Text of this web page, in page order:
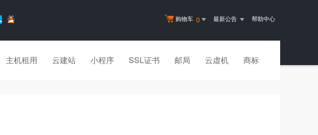
购物车 0 最新公告 帮助中心
主机租用 云建站 小程序 SSL证书 邮局 云虚机 商标